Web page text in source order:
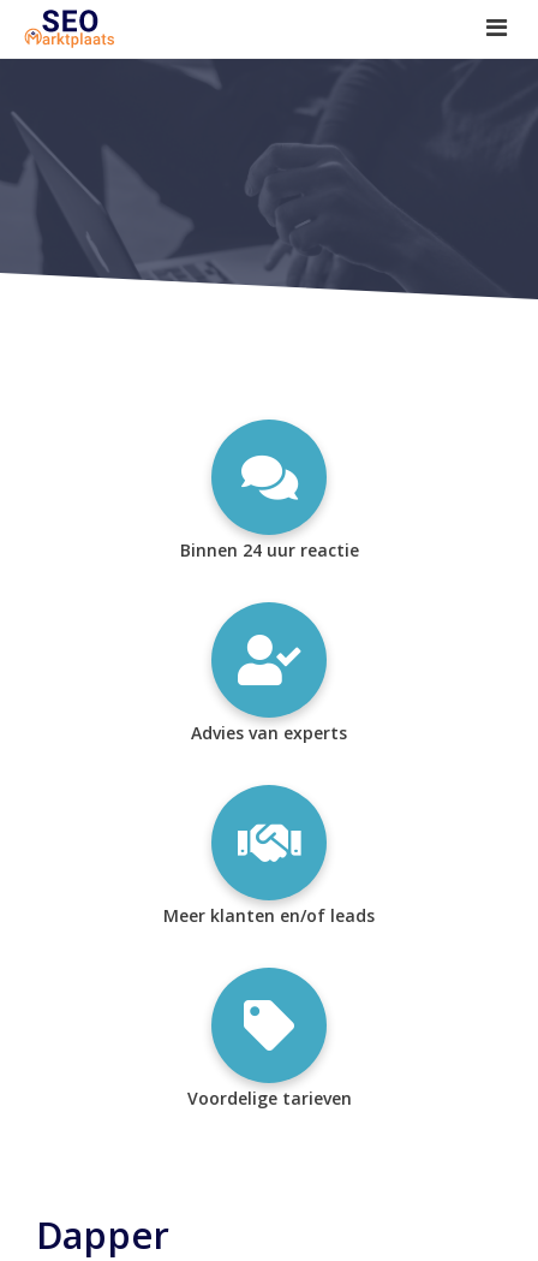
SEO tools reviews
Marketeer bij jou in de buurt?
Offerte
1. Seo voor beginners +
2. Onderzoeken +
Binnen 24 uur reactie
Advies van experts
Meer klanten en/of leads
Voordelige tarieven
Dapper